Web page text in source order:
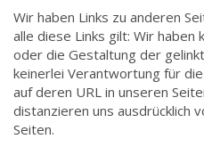
Wir haben Links zu anderen
alle diese Links gilt: Wir haben
oder die Gestaltung der
keinerlei Verantwortung für
auf deren URL in unseren
distanzieren uns ausdrücklich
Seiten.